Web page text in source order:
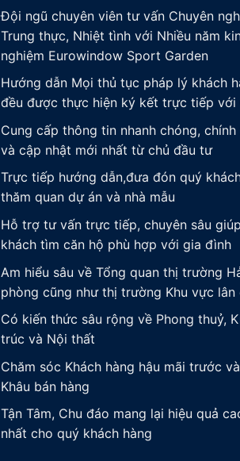
Đội ngũ chuyên viên tư vấn Chuyên
Trung thực, Nhiệt tình với Nhiều năm
nghiệm Eurowindow Sport Garden
Hướng dẫn Mọi thủ tục pháp lý khách
đều được thực hiện ký kết trực tiếp với
Cung cấp thông tin nhanh chóng, chính
và cập nhật mới nhất từ chủ đầu tư
Trực tiếp hướng dẫn,đưa đón quý
thăm quan dự án và nhà mẫu
Hỗ trợ tư vấn trực tiếp, chuyên sâu
khách tìm căn hộ phù hợp với gia đình
Am hiểu sâu về Tổng quan thị trường
phòng cũng như thị trường Khu vực lân
Có kiến thức sâu rộng về Phong thuỷ,
trúc và Nội thất
Chăm sóc Khách hàng hậu mãi trước
Khâu bán hàng
Tận Tâm, Chu đáo mang lại hiệu quả
nhất cho quý khách hàng